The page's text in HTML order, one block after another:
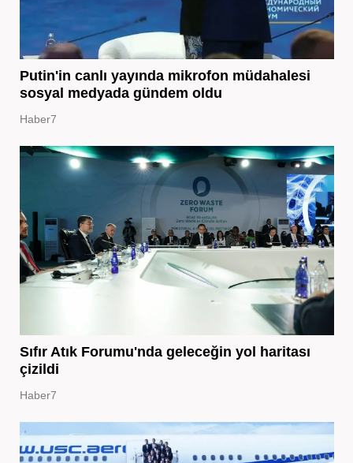
Putin'in canlı yayında mikrofon müdahalesi
sosyal medyada gündem oldu
Haber7
Sıfır Atık Forumu'nda geleceğin yol haritası
çizildi
Haber7